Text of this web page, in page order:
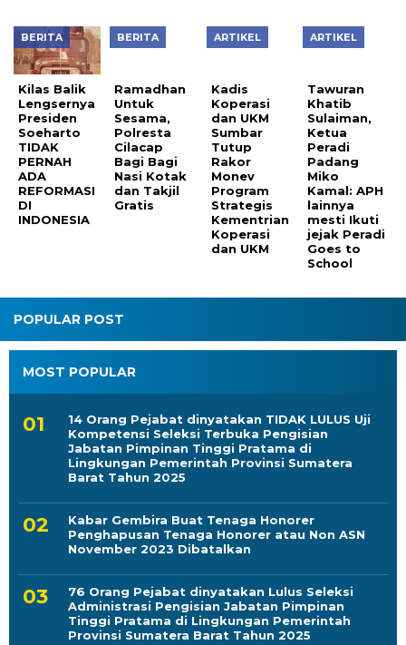
BERITA
Kilas Balik
Lengsernya
Presiden
Soeharto
TIDAK
PERNAH
ADA
REFORMASI
DI
INDONESIA
BERITA
Ramadhan
Untuk
Sesama,
Polresta
Cilacap
Bagi Bagi
Nasi Kotak
dan Takjil
Gratis
ARTIKEL
Kadis
Koperasi
dan UKM
Sumbar
Tutup
Rakor
Monev
Program
Strategis
Kementrian
Koperasi
dan UKM
ARTIKEL
Tawuran
Khatib
Sulaiman,
Ketua
Peradi
Padang
Miko
Kamal: APH
lainnya
mesti Ikuti
jejak Peradi
Goes to
School
POPULAR POST
MOST POPULAR
14 Orang Pejabat dinyatakan TIDAK LULUS Uji
Kompetensi Seleksi Terbuka Pengisian
Jabatan Pimpinan Tinggi Pratama di
Lingkungan Pemerintah Provinsi Sumatera
Barat Tahun 2025
Kabar Gembira Buat Tenaga Honorer
Penghapusan Tenaga Honorer atau Non ASN
November 2023 Dibatalkan
76 Orang Pejabat dinyatakan Lulus Seleksi
Administrasi Pengisian Jabatan Pimpinan
Tinggi Pratama di Lingkungan Pemerintah
Provinsi Sumatera Barat Tahun 2025